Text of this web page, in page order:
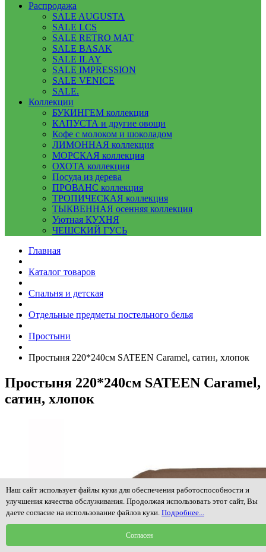
Распродажа
SALE AUGUSTA
SALE LCS
SALE RETRO MAT
SALE BASAK
SALE ILAY
SALE IMPRESSION
SALE VENICE
SALE.
Коллекции
БУКИНГЕМ коллекция
КАПУСТА и другие овощи
Кофе с молоком и шоколадом
ЛИМОННАЯ коллекция
МОРСКАЯ коллекция
ОХОТА коллекция
Посуда из дерева
ПРОВАНС коллекция
ТРОПИЧЕСКАЯ коллекция
ТЫКВЕННАЯ осенняя коллекция
Уютная КУХНЯ
ЧЕШСКИЙ ГУСЬ
Главная
Каталог товаров
Спальня и детская
Отдельные предметы постельного белья
Простыни
Простыня 220*240см SATEEN Caramel, сатин, хлопок
Простыня 220*240см SATEEN Caramel,
сатин, хлопок
Наш сайт использует файлы куки для обеспечения работоспособности и
улучшения качества обслуживания. Продолжая использовать этот сайт, Вы
даете согласие на использование файлов куки. Подробнее...
Согласен